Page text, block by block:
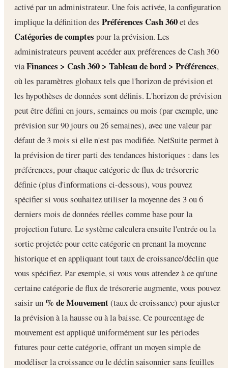
activé par un administrateur. Une fois activée, la configuration
implique la définition des Préférences Cash 360et des
Catégories de comptes pour la prévision. Les
administrateurs peuvent accéder aux préférences de Cash 360
viaFinances > Cash 360 > Tableau de bord > Préférences,
où les paramètres globaux tels que l'horizon de prévision et
les hypothèses de données sont définis. L'horizon de prévision
peut être défini en jours, semaines ou mois (par exemple, une
prévision sur 90 jours ou 26 semaines), avec une valeur par
défaut de 3 mois si elle n'est pas modifiée. NetSuite permet à
la prévision de tirer parti des tendances historiques : dans les
préférences, pour chaque catégorie de flux de trésorerie
définie (plus d'informations ci-dessous), vous pouvez
spécifier si vous souhaitez utiliser la moyenne des 3 ou 6
derniers mois de données réelles comme base pour la
projection future. Le système calculera ensuite l'entrée ou la
sortie projetée pour cette catégorie en prenant la moyenne
historique et en appliquant tout taux de croissance/déclin que
vous spécifiez. Par exemple, si vous vous attendez à ce qu'une
certaine catégorie de flux de trésorerie augmente, vous pouvez
saisir un % de Mouvement(taux de croissance) pour ajuster
la prévision à la hausse ou à la baisse. Ce pourcentage de
mouvement est appliqué uniformément sur les périodes
futures pour cette catégorie, offrant un moyen simple de
modéliser la croissance ou le déclin saisonnier sans feuilles